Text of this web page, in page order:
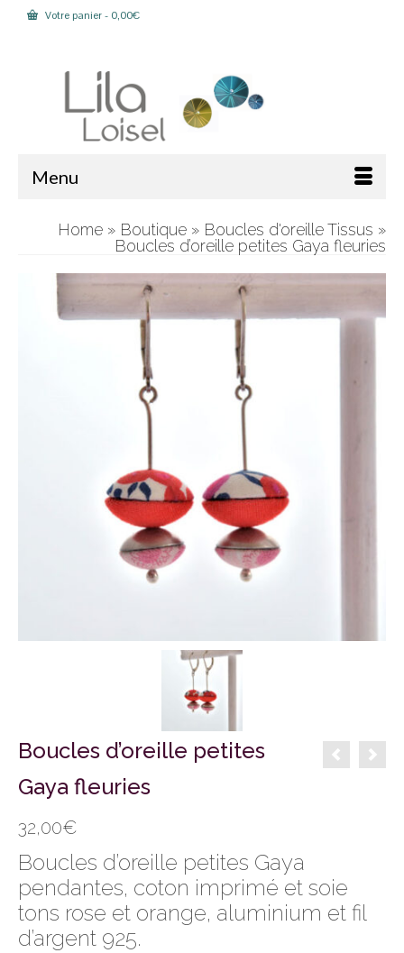
Votre panier- 0,00€
Menu
Home » Boutique » Boucles d'oreille Tissus »
Boucles d’oreille petites Gaya fleuries
Boucles d’oreille petites
Gaya fleuries
32,00€
Boucles d’oreille petites Gaya
pendantes, coton imprimé et soie
tons rose et orange, aluminium et fil
d’argent 925.